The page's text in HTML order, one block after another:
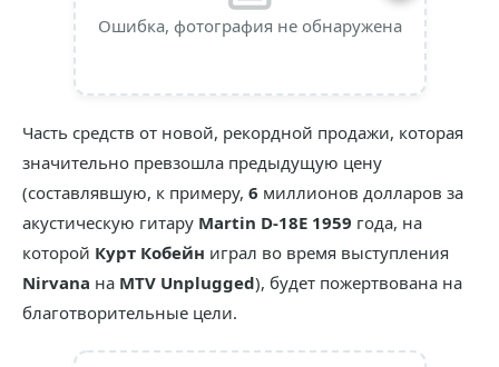
Ошибка, фотография не обнаружена
Часть средств от новой, рекордной продажи, которая
значительно превзошла предыдущую цену
(составлявшую, к примеру, 6 миллионов долларов за
акустическую гитару Martin D-18E 1959 года, на
которой Курт Кобейн играл во время выступления
Nirvana на MTV Unplugged), будет пожертвована на
благотворительные цели.